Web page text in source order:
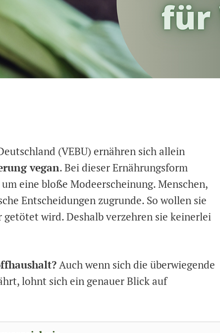
(VEBU) ernähren sich allein
vegan. Bei dieser Ernährungsform
eine bloße Modeerscheinung. Menschen,
Entscheidungen zugrunde. So wollen sie
wird. Deshalb verzehren sie keinerlei
Auch wenn sich die überwiegende
lohnt sich ein genauer Blick auf